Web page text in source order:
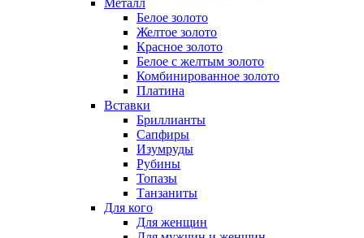
Металл
Белое золото
Желтое золото
Красное золото
Белое с желтым золото
Комбинированное золото
Платина
Вставки
Бриллианты
Сапфиры
Изумруды
Рубины
Топазы
Танзаниты
Для кого
Для женщин